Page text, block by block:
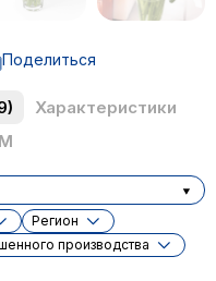
Поделиться
Характеристики
Регион
производства